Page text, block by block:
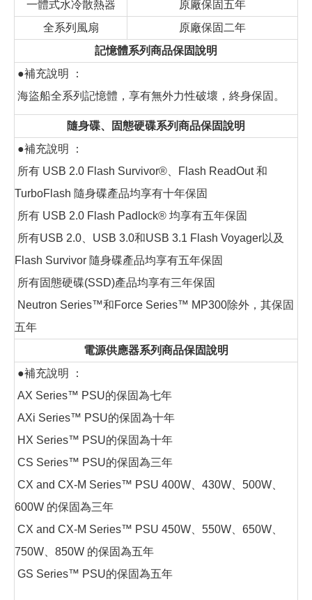
一體式水冷散熱器
原廠保固五年
全系列風扇
原廠保固二年
記憶體系列商品保固說明
●補充說明 ：
海盜船全系列記憶體，享有無外力性破壞，終身保固。
隨身碟、固態硬碟系列商品保固說明
●補充說明 ：
所有 USB 2.0 Flash Survivor®、Flash ReadOut 和
TurboFlash 隨身碟產品均享有十年保固
所有 USB 2.0 Flash Padlock® 均享有五年保固
所有USB 2.0、USB 3.0和USB 3.1 Flash Voyager以及
Flash Survivor 隨身碟產品均享有五年保固
所有固態硬碟(SSD)產品均享有三年保固
Neutron Series™和Force Series™ MP300除外，其保固
五年
電源供應器系列商品保固說明
●補充說明 ：
AX Series™ PSU的保固為七年
AXi Series™ PSU的保固為十年
HX Series™ PSU的保固為十年
CS Series™ PSU的保固為三年
CX and CX-M Series™ PSU 400W、430W、500W、
600W 的保固為三年
CX and CX-M Series™ PSU 450W、550W、650W、
750W、850W 的保固為五年
GS Series™ PSU的保固為五年